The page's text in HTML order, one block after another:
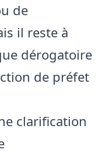
de
il reste à
dérogatoire
de préfet
clarification